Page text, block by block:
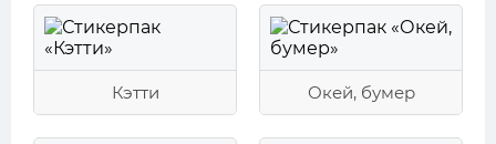
Кэтти Окей, бумер